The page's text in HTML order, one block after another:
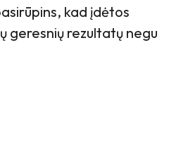
kad įdėtos
geresnių rezultatų negu